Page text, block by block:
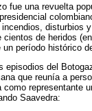
fue una revuelta
disturbios
cientos de heridos
un período histórico
episodios del
que reunía a
como representante
Saavedra: